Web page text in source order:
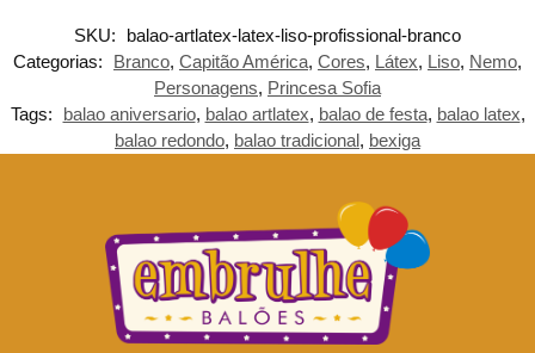
SKU:
balao-artlatex-latex-liso-profissional-branco
Categorias:
Branco, Capitão América, Cores, Látex, Liso, Nemo,
Personagens, Princesa Sofia
Tags:
balao aniversario, balao artlatex, balao de festa, balao latex,
balao redondo, balao tradicional, bexiga